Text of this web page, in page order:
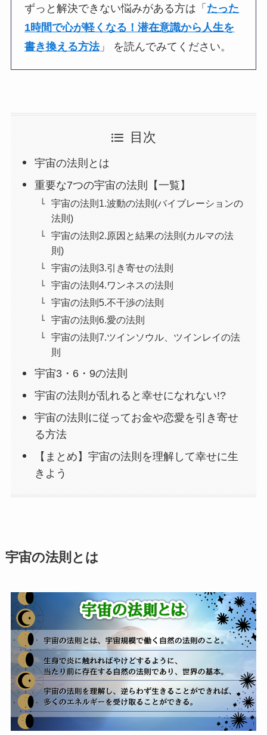
ずっと解決できない悩みがある方は「 たった
1時間で心が軽くなる！潜在意識から人生を
書き換える方法」 を読んでみてください。
目次
宇宙の法則とは
重要な7つの宇宙の法則【一覧】
宇宙の法則1.波動の法則(バイブレーションの
法則)
宇宙の法則2.原因と結果の法則(カルマの法
則)
宇宙の法則3.引き寄せの法則
宇宙の法則4.ワンネスの法則
宇宙の法則5.不干渉の法則
宇宙の法則6.愛の法則
宇宙の法則7.ツインソウル、ツインレイの法
則
宇宙3・6・9の法則
宇宙の法則が乱れると幸せになれない!?
宇宙の法則に従ってお金や恋愛を引き寄せ
る方法
【まとめ】宇宙の法則を理解して幸せに生
きよう
宇宙の法則とは